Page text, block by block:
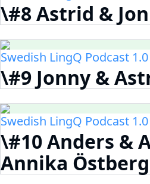
\#8 Astrid &
Swedish LingQ Podcast 1.0
\#9 Jonny &
Swedish LingQ Podcast 1.0
\#10 Anders &
Annika